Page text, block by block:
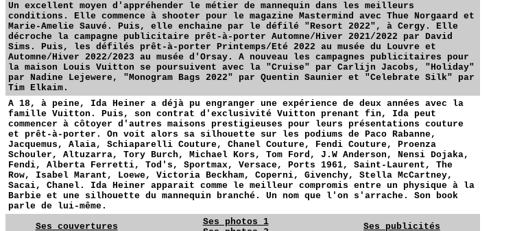
Un excellent moyen d'appréhender le métier de mannequin dans les meilleurs
conditions. Elle commence à shooter pour le magazine Mastermind avec Thue Norgaard et
Marie-Amelie Sauvé. Puis, elle enchaine par le défilé "Resort 2022", à Cergy. Elle
décroche la campagne publicitaire prêt-à-porter Automne/Hiver 2021/2022 par David
Sims. Puis, les défilés prêt-à-porter Printemps/Eté 2022 au musée du Louvre et
Automne/Hiver 2022/2023 au musée d'Orsay. A nouveau les campagnes publicitaires pour
la maison Louis Vuitton se poursuivent avec la "Cruise" par Carlijn Jacobs, "Holiday"
par Nadine Lejewere, "Monogram Bags 2022" par Quentin Saunier et "Celebrate Silk" par
Tim Elkaim.
A 18, à peine, Ida Heiner a déjà pu engranger une expérience de deux années avec la
famille Vuitton. Puis, son contrat d'exclusivité Vuitton prenant fin, Ida peut
commencer à côtoyer d'autres maisons prestigieuses pour leurs présentations couture
et prêt-à-porter. On voit alors sa silhouette sur les podiums de Paco Rabanne,
Jacquemus, Alaia, Schiaparelli Couture, Chanel Couture, Fendi Couture, Proenza
Schouler, Altuzarra, Tory Burch, Michael Kors, Tom Ford, J.W Anderson, Nensi Dojaka,
Fendi, Alberta Ferretti, Tod's, Sportmax, Versace, Ports 1961, Saint-Laurent, The
Row, Isabel Marant, Loewe, Victoria Beckham, Coperni, Givenchy, Stella McCartney,
Sacai, Chanel. Ida Heiner apparait comme le meilleur compromis entre un physique à la
Barbie et une silhouette du mannequin branché. Un nom que l'on s'arrache. Son book
parle de lui-même.
Ses couvertures
Ses photos 1
Ses publicités